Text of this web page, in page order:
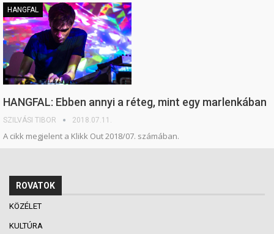
HANGFAL
HANGFAL: Ebben annyi a réteg, mint egy marlenkában
SZILVÁSI TIBOR 2018.07.11.
A cikk megjelent a Klikk Out 2018/07. számában.
ROVATOK
KÖZÉLET
KULTÚRA